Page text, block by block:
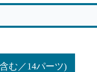
む／14パーツ)